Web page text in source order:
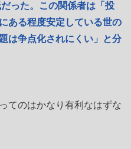
った。この関係者は「投
ある程度安定している世の
は争点化されにくい」と分
てのはかなり有利なはずな